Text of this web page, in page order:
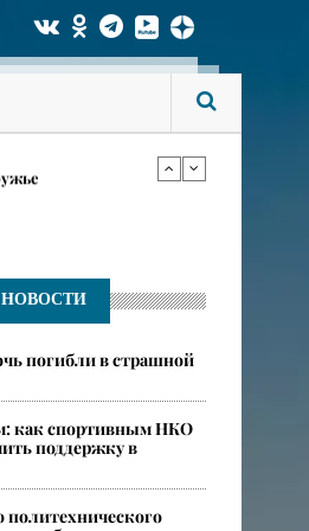
переходного
погибли в страшной
как спортивным НКО
поддержку в
политехнического